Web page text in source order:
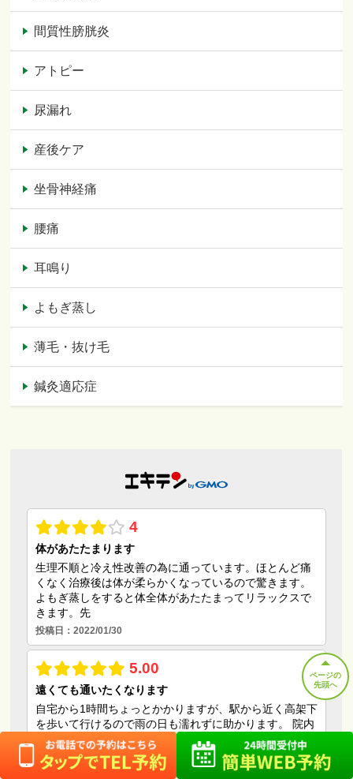
間質性膀胱炎
アトピー
尿漏れ
産後ケア
坐骨神経痛
腰痛
耳鳴り
よもぎ蒸し
薄毛・抜け毛
鍼灸適応症
ページの
先頭へ